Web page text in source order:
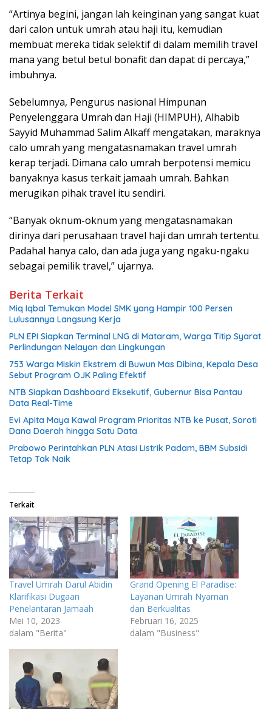
“Artinya begini, jangan lah keinginan yang sangat kuat
dari calon untuk umrah atau haji itu, kemudian
membuat mereka tidak selektif di dalam memilih travel
mana yang betul betul bonafit dan dapat di percaya,”
imbuhnya.
Sebelumnya, Pengurus nasional Himpunan
Penyelenggara Umrah dan Haji (HIMPUH), Alhabib
Sayyid Muhammad Salim Alkaff mengatakan, maraknya
calo umrah yang mengatasnamakan travel umrah
kerap terjadi. Dimana calo umrah berpotensi memicu
banyaknya kasus terkait jamaah umrah. Bahkan
merugikan pihak travel itu sendiri.
“Banyak oknum-oknum yang mengatasnamakan
dirinya dari perusahaan travel haji dan umrah tertentu.
Padahal hanya calo, dan ada juga yang ngaku-ngaku
sebagai pemilik travel,” ujarnya.
Berita Terkait
Miq Iqbal Temukan Model SMK yang Hampir 100 Persen
Lulusannya Langsung Kerja
PLN EPI Siapkan Terminal LNG di Mataram, Warga Titip Syarat
Perlindungan Nelayan dan Lingkungan
753 Warga Miskin Ekstrem di Buwun Mas Dibina, Kepala Desa
Sebut Program OJK Paling Efektif
NTB Siapkan Dashboard Eksekutif, Gubernur Bisa Pantau
Data Real-Time
Evi Apita Maya Kawal Program Prioritas NTB ke Pusat, Soroti
Dana Daerah hingga Satu Data
Prabowo Perintahkan PLN Atasi Listrik Padam, BBM Subsidi
Tetap Tak Naik
Terkait
Travel Umrah Darul Abidin
Klarifikasi Dugaan
Penelantaran Jamaah
Mei 10, 2023
dalam "Berita"
Grand Opening El Paradise:
Layanan Umrah Nyaman
dan Berkualitas
Februari 16, 2025
dalam "Business"